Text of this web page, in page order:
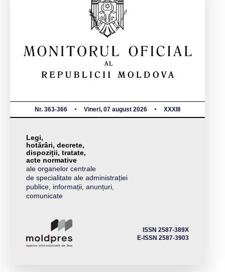
Nr. 363-366 Vineri, 07 august 2026 XXXIII
Legi,
hotărâri, decrete,
dispoziții, tratate,
acte normative
ale organelor centrale
de specialitate ale administrației
publice, informații, anunțuri,
comunicate
ISSN 2587-389X
E-ISSN 2587-3903